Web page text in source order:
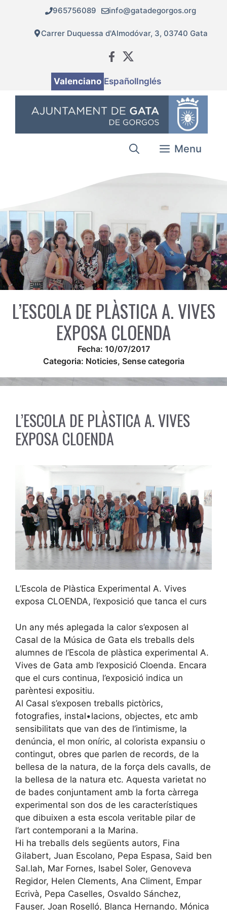
contingut
965756089 info@gatadegorgos.org
Carrer Duquessa d'Almodóvar, 3, 03740 Gata
Valenciano EspañolInglés
Menu
L’ESCOLA DE PLÀSTICA A. VIVES
EXPOSA CLOENDA
Fecha: 10/07/2017
Categoria: Noticies, Sense categoria
L’ESCOLA DE PLÀSTICA A. VIVES
EXPOSA CLOENDA
L’Escola de Plàstica Experimental A. Vives
exposa CLOENDA, l’exposició que tanca el curs
Un any més aplegada la calor s’exposen al
Casal de la Música de Gata els treballs dels
alumnes de l’Escola de plàstica experimental A.
Vives de Gata amb l’exposició Cloenda. Encara
que el curs continua, l’exposició indica un
parèntesi expositiu.
Al Casal s’exposen treballs pictòrics,
fotografies, instal•lacions, objectes, etc amb
sensibilitats que van des de l’intimisme, la
denúncia, el mon oníric, al colorista expansiu o
contingut, obres que parlen de records, de la
bellesa de la natura, de la força dels cavalls, de
la bellesa de la natura etc. Aquesta varietat no
de bades conjuntament amb la forta càrrega
experimental son dos de les característiques
que dibuixen a esta escola veritable pilar de
l’art contemporani a la Marina.
Hi ha treballs dels següents autors, Fina
Gilabert, Juan Escolano, Pepa Espasa, Said ben
Sal.lah, Mar Fornes, Isabel Soler, Genoveva
Regidor, Helen Clements, Ana Climent, Empar
Ecrivà, Pepa Caselles, Osvaldo Sánchez,
Fauser, Joan Roselló, Blanca Hernando, Mónica